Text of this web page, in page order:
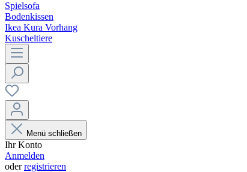
Spielsofa
Bodenkissen
Ikea Kura Vorhang
Kuscheltiere
Menü schließen
Ihr Konto
Anmelden
oderregistrieren